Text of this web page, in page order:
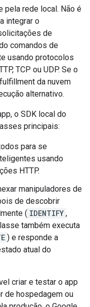
rede local. Não é
integrar o
de
comandos de
usando protocolos
TCP ou UDP. Se o
da nuvem
alternativo.
o SDK local do
principais:
para se
usando
HTTP.
manipuladores de
de descobrir
( IDENTIFY ,
também executa
) e responde a
atual do
criar e testar o app
de hospedagem ou